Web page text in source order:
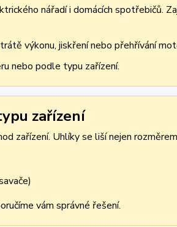
nářadí i domácích spotřebičů.
výkonu, jiskření nebo přehřívání
nebo podle typu zařízení.
zařízení
zařízení. Uhlíky se liší nejen
vám správné řešení.